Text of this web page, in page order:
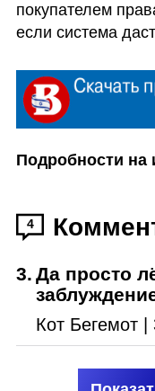
покупателем
если система
Подробности на
4
3. Да просто
Кот Бегемот